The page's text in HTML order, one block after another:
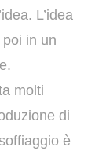
L’idea
in un
molti
di
è